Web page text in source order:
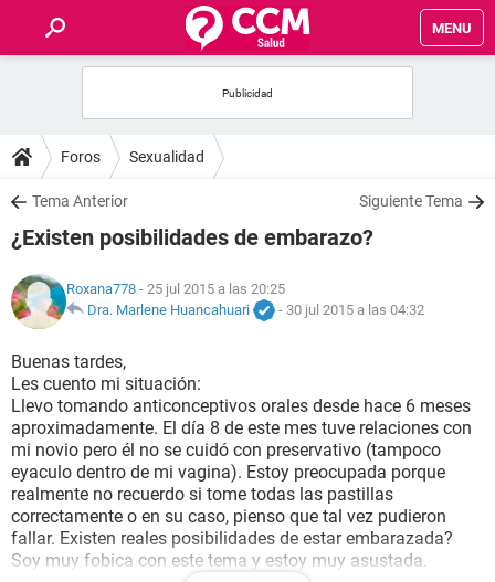
MENU
FOROS
SALUD
FAMILIA
NUTRICIÓN
BIENESTAR
SEXUALIDAD
GLOSARIO
Foros Sexualidad
Tema Anterior Siguiente Tema
¿Existen posibilidades de embarazo?
Roxana778 - 25 jul 2015 a las 20:25
Dra. Marlene Huancahuari
- 30 jul 2015 a las 04:32
Buenas tardes,
Les cuento mi situación:
Llevo tomando anticonceptivos orales desde hace 6 meses
aproximadamente. El día 8 de este mes tuve relaciones con
mi novio pero él no se cuidó con preservativo (tampoco
eyaculo dentro de mi vagina). Estoy preocupada porque
realmente no recuerdo si tome todas las pastillas
correctamente o en su caso, pienso que tal vez pudieron
fallar. Existen reales posibilidades de estar embarazada?
Soy muy fobica con este tema y estoy muy asustada.